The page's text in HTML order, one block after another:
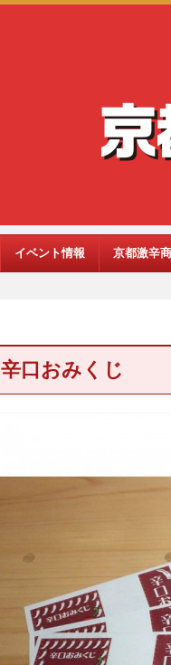
イベント情報 京都激辛
辛口おみくじ